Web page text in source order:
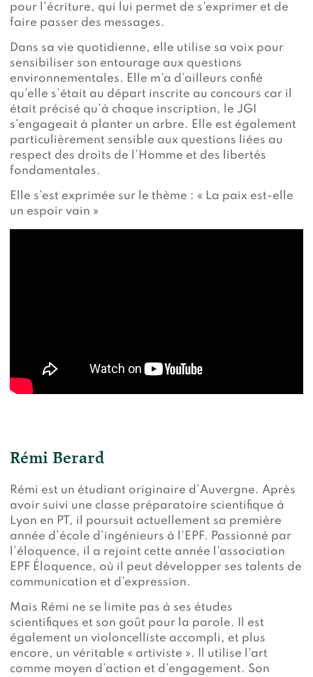
pour l’écriture, qui lui permet de s’exprimer et de
faire passer des messages.
Dans sa vie quotidienne, elle utilise sa voix pour
sensibiliser son entourage aux questions
environnementales. Elle m’a d’ailleurs confié
qu’elle s’était au départ inscrite au concours car il
était précisé qu’à chaque inscription, le JGI
s’engageait à planter un arbre. Elle est également
particulièrement sensible aux questions liées au
respect des droits de l’Homme et des libertés
fondamentales.
Elle s’est exprimée sur le thème : « La paix est-elle
un espoir vain »
Rémi Berard
Rémi est un étudiant originaire d’Auvergne. Après
avoir suivi une classe préparatoire scientifique à
Lyon en PT, il poursuit actuellement sa première
année d’école d’ingénieurs à l’EPF. Passionné par
l’éloquence, il a rejoint cette année l’association
EPF Éloquence, où il peut développer ses talents de
communication et d’expression.
Mais Rémi ne se limite pas à ses études
scientifiques et son goût pour la parole. Il est
également un violoncelliste accompli, et plus
encore, un véritable « artiviste ». Il utilise l’art
comme moyen d’action et d’engagement. Son